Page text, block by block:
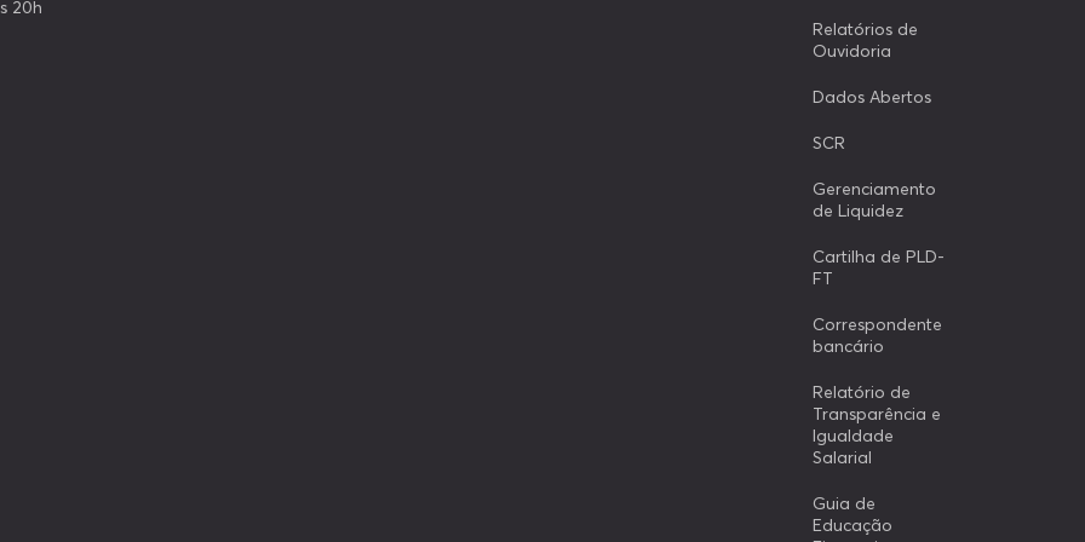
20h
Relatórios de
Ouvidoria
Dados Abertos
SCR
Gerenciamento
de Liquidez
Cartilha de PLD-
FT
Correspondente
bancário
Relatório de
Transparência e
Igualdade
Salarial
Guia de
Educação